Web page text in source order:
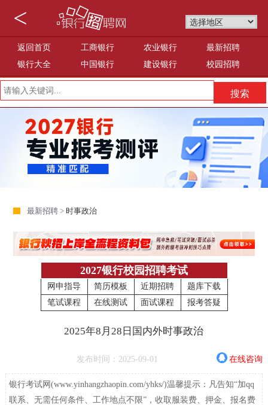
<
返回首页 工商银行 农业银行
最新招聘
银行大全
中国银行 建设银行 校园招聘
最新招聘 > 时事政治
2027银行校园招聘考试
网申指导 简历模板 近期招聘
题库下载
笔试课程
在线测试 面试课程 报考答疑
2025年8月28日国内外时事政治
发布时间：2025-09-01 在线咨询
银行考试网(www.yinhangzhaopin.com/yhks/)温馨提示：凡告知“加qq
联系、无需任何条件、工作地点不限”，收取服装费、押金、报名费